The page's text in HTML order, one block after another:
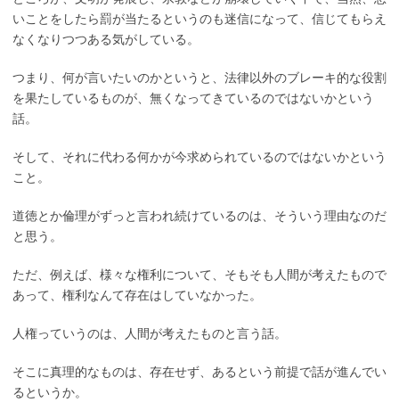
いことをしたら罰が当たるというのも迷信になって、信じてもらえ
なくなりつつある気がしている。
つまり、何が言いたいのかというと、法律以外のブレーキ的な役割
を果たしているものが、無くなってきているのではないかという
話。
そして、それに代わる何かが今求められているのではないかという
こと。
道徳とか倫理がずっと言われ続けているのは、そういう理由なのだ
と思う。
ただ、例えば、様々な権利について、そもそも人間が考えたもので
あって、権利なんて存在はしていなかった。
人権っていうのは、人間が考えたものと言う話。
そこに真理的なものは、存在せず、あるという前提で話が進んでい
るというか。